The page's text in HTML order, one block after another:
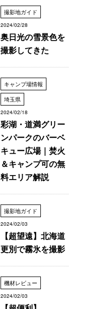
撮影地ガイド
2024/02/28
奥日光の雪景色を
撮影してきた
キャンプ場情報
埼玉県
2024/02/18
彩湖・道満グリー
ンパークのバーベ
キュー広場｜焚火
＆キャンプ可の無
料エリア解説
撮影地ガイド
2024/02/03
【超望遠】北海道
更別で霧氷を撮影
機材レビュー
2024/02/03